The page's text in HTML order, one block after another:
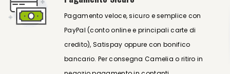
Pagamento veloce, sicuro e semplice con
PayPal (conto online e principali carte di
credito), Satispay oppure con bonifico
bancario. Per consegna Camelia o ritiro in